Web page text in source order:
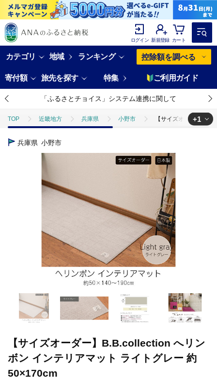
ログイン 新規登録 カート
カテゴリ 地域 ランキング 控除額を調べる
寄付額 旅先を探す 特集 ご利用ガイド
「ふるさとチョイス」システム連携に関して
TOP 近畿地方 兵庫県 小野市 【サイズオーダー】
TOP
+1
兵庫県 小野市
【サイズオーダー】B.B.collection へリン
ボン インテリアマット ライトグレー 約
50×170cm